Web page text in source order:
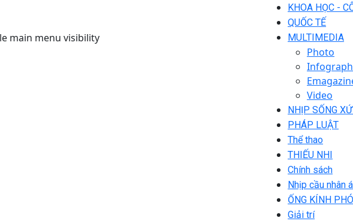
main menu visibility
KHOA HỌC -
QUỐC TẾ
MULTIMEDIA
Photo
Video
NHỊP SỐNG
PHÁP LUẬT
Thể thao
THIẾU NHI
Chính sách
Nhịp cầu nhân
ỐNG KÍNH
Giải trí